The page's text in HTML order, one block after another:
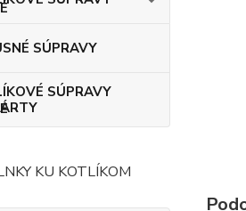
SÚPRAVY
SÚPRAVY
KU KOTLÍKOM